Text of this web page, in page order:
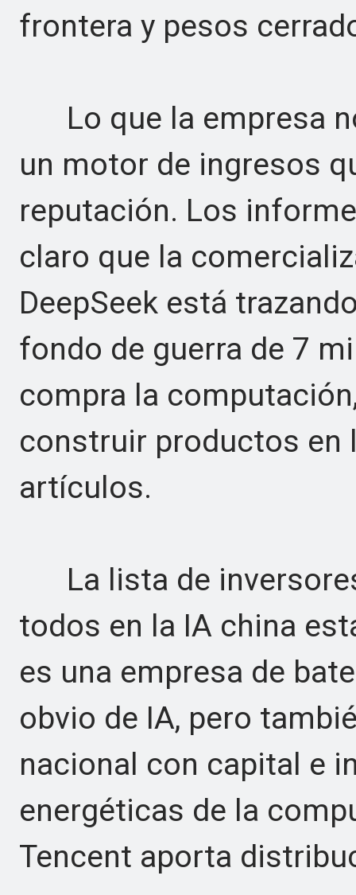
frontera y pesos
Lo que la empresa
un motor de ingresos
reputación. Los
claro que la
DeepSeek está
fondo de guerra de 7
compra la
construir productos en
artículos.
La lista de
todos en la IA china
es una empresa de
obvio de IA, pero
nacional con capital e
energéticas de la
Tencent aporta